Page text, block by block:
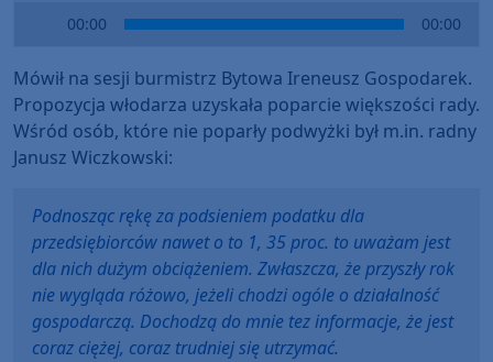
00:00 00:00
Mówił na sesji burmistrz Bytowa Ireneusz Gospodarek.
Propozycja włodarza uzyskała poparcie większości rady.
Wśród osób, które nie poparły podwyżki był m.in. radny
Janusz Wiczkowski:
Podnosząc rękę za podsieniem podatku dla
przedsiębiorców nawet o to 1, 35 proc. to uważam jest
dla nich dużym obciążeniem. Zwłaszcza, że przyszły rok
nie wygląda różowo, jeżeli chodzi ogóle o działalność
gospodarczą. Dochodzą do mnie tez informacje, że jest
coraz ciężej, coraz trudniej się utrzymać.